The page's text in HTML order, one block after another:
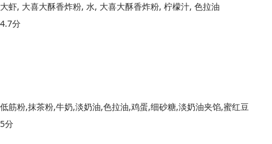
大虾, 大喜大酥香炸粉, 水, 大喜大酥香炸粉, 柠檬汁, 色拉油
4.7分
低筋粉,抹茶粉,牛奶,淡奶油,色拉油,鸡蛋,细砂糖,淡奶油夹馅,蜜红豆
5分